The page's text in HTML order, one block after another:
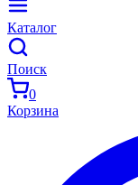
Каталог
Поиск
0
Корзина